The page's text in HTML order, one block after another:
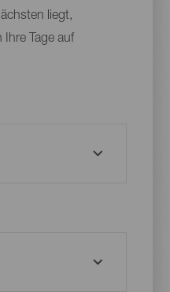
liegt,
Ihre Tage auf